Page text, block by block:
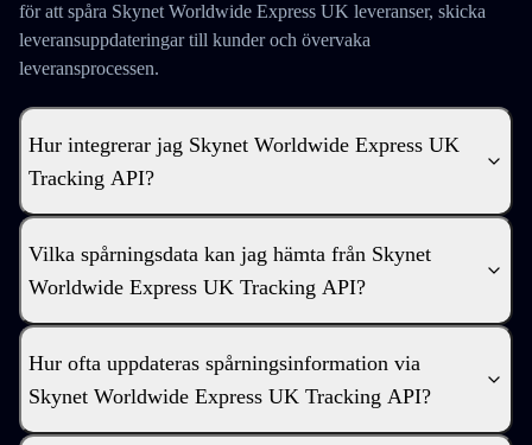
för att spåra Skynet Worldwide Express UK leveranser, skicka
leveransuppdateringar till kunder och övervaka
leveransprocessen.
Hur integrerar jag Skynet Worldwide Express UK
Tracking API?
Vilka spårningsdata kan jag hämta från Skynet
Worldwide Express UK Tracking API?
Hur ofta uppdateras spårningsinformation via
Skynet Worldwide Express UK Tracking API?